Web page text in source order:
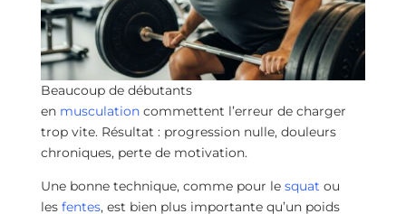
Beaucoup de débutants
en musculationcommettent l’erreur de charger
trop vite. Résultat : progression nulle, douleurs
chroniques, perte de motivation.
Une bonne technique, comme pour le squat ou
les fentes, est bien plus importante qu’un poids